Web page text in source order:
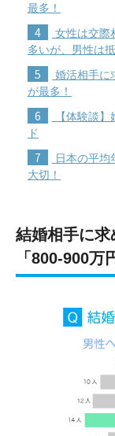
最多！
4
女性は交際
多いが、男性は
5
婚活相手に
が最多！
6
【体験談
ド
7
日本の平均
大切！
結婚相手に
「800-900万